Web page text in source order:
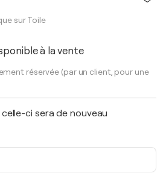
sur Toile
à la vente
réservée (par un client, pour une
ci sera de nouveau